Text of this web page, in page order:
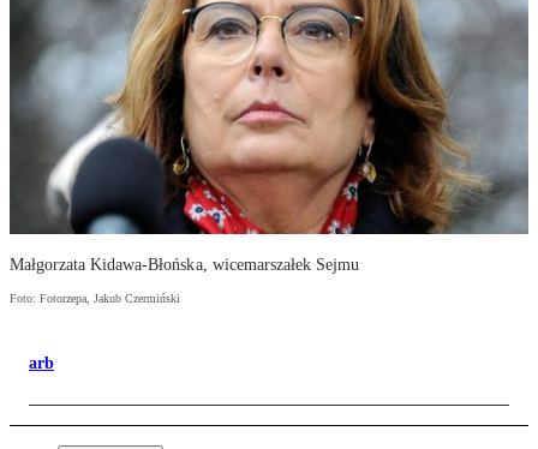
Małgorzata Kidawa-Błońska, wicemarszałek Sejmu
Foto: Fotorzepa, Jakub Czermiński
arb